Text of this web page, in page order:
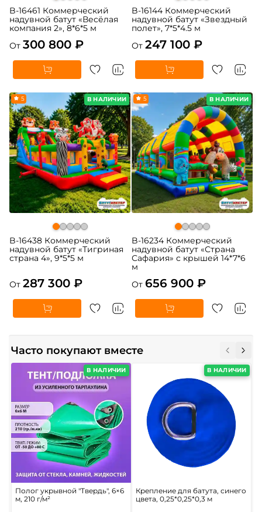
B-16461 Коммерческий
надувной батут «Весёлая
компания 2», 8*6*5 м
От 300 800 ₽
B-16144 Коммерческий
надувной батут «Звездный
полет», 7*5*4.5 м
От 247 100 ₽
В НАЛИЧИИ
5
B-16438 Коммерческий
надувной батут «Тигриная
страна 4», 9*5*5 м
От 287 300 ₽
В НАЛИЧИИ
5
B-16234 Коммерческий
надувной батут «Страна
Сафария» с крышей 14*7*6
м
От 656 900 ₽
Часто покупают вместе
В НАЛИЧИИ
Полог укрывной "Твердь", 6×6
м, 210 г/м²
В НАЛИЧИИ
Крепление для батута, синего
цвета, 0,25*0,25*0,3 м